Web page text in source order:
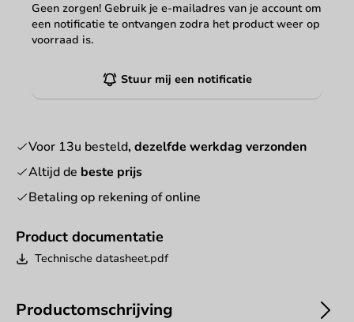
Product documentatie
Technische datasheet.pdf
Productomschrijving
Geen zorgen! Gebruik je e-mailadres van je account om
een notificatie te ontvangen zodra het product weer op
voorraad is.
Stuur mij een notificatie
Voor 13u besteld, dezelfde werkdag verzonden
Altijd de beste prijs
Betaling op rekening of online